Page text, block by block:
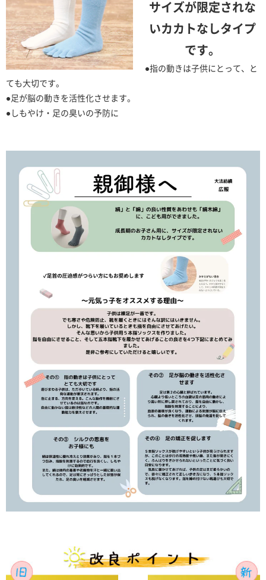
サイズが限定されな
いカカトなしタイプ
です。
●指の動きは子供にとって、と
ても大切です。
●足が脳の動きを活性化させます。
●しもやけ・足の臭いの予防に